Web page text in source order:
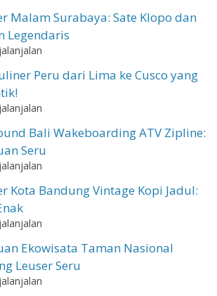
Malam Surabaya: Sate Klopo dan
Legendaris
Peru dari Lima ke Cusco yang
Bali Wakeboarding ATV Zipline:
Seru
Kota Bandung Vintage Kopi Jadul:
Ekowisata Taman Nasional
Leuser Seru